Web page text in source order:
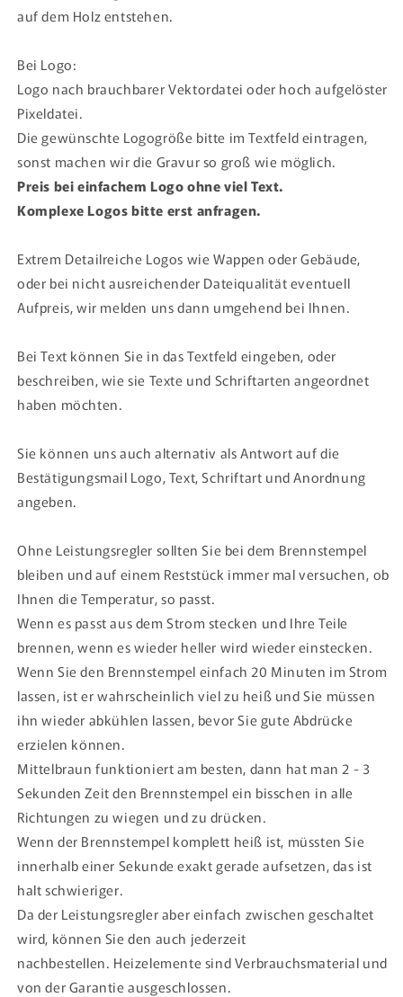
auf dem Holz entstehen.
Bei Logo:
Logo nach brauchbarer Vektordatei oder hoch aufgelöster
Pixeldatei.
Die gewünschte Logogröße bitte im Textfeld eintragen,
sonst machen wir die Gravur so groß wie möglich.
Preis bei einfachem Logo ohne viel Text.
Komplexe Logos bitte erst anfragen.
Extrem Detailreiche Logos wie Wappen oder Gebäude,
oder bei nicht ausreichender Dateiqualität eventuell
Aufpreis, wir melden uns dann umgehend bei Ihnen.
Bei Text können Sie in das Textfeld eingeben, oder
beschreiben, wie sie Texte und Schriftarten angeordnet
haben möchten.
Sie können uns auch alternativ als Antwort auf die
Bestätigungsmail Logo, Text, Schriftart und Anordnung
angeben.
Ohne Leistungsregler sollten Sie bei dem Brennstempel
bleiben und auf einem Reststück immer mal versuchen, ob
Ihnen die Temperatur, so passt.
Wenn es passt aus dem Strom stecken und Ihre Teile
brennen, wenn es wieder heller wird wieder einstecken.
Wenn Sie den Brennstempel einfach 20 Minuten im Strom
lassen, ist er wahrscheinlich viel zu heiß und Sie müssen
ihn wieder abkühlen lassen, bevor Sie gute Abdrücke
erzielen können.
Mittelbraun funktioniert am besten, dann hat man 2 - 3
Sekunden Zeit den Brennstempel ein bisschen in alle
Richtungen zu wiegen und zu drücken.
Wenn der Brennstempel komplett heiß ist, müssten Sie
innerhalb einer Sekunde exakt gerade aufsetzen, das ist
halt schwieriger.
Da der Leistungsregler aber einfach zwischen geschaltet
wird, können Sie den auch jederzeit
nachbestellen. Heizelemente sind Verbrauchsmaterial und
von der Garantie ausgeschlossen.